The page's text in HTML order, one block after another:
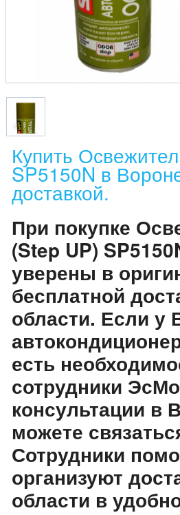
Купить
SP5150N в
доставкой.
При покупке
(Step UP)
уверены в
бесплатной
области. Если у
есть
сотрудники
консультации в
можете
Сотрудники
организуют
области в